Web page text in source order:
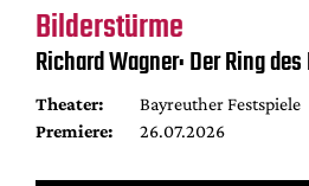
Bilderstürme
Richard Wagner: Der Ring
Theater:
Bayreuther Festspiele
Premiere:
26.07.2026